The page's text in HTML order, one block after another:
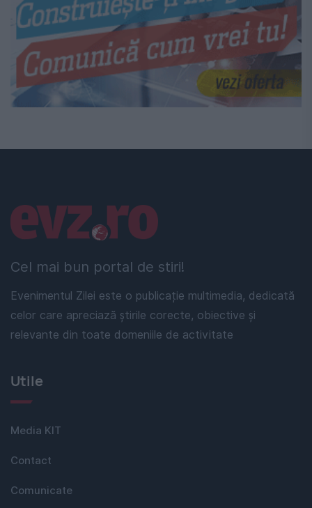
Cel mai bun portal de stiri!
Evenimentul Zilei este o publicație multimedia, dedicată
celor care apreciază știrile corecte, obiective și
relevante din toate domeniile de activitate
Linkuri utile
Utile
Media KIT
Contact
Comunicate